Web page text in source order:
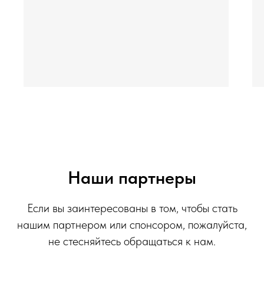
Наши партнеры
Если вы заинтересованы в том, чтобы стать
нашим партнером или спонсором, пожалуйста,
не стесняйтесь обращаться к нам.